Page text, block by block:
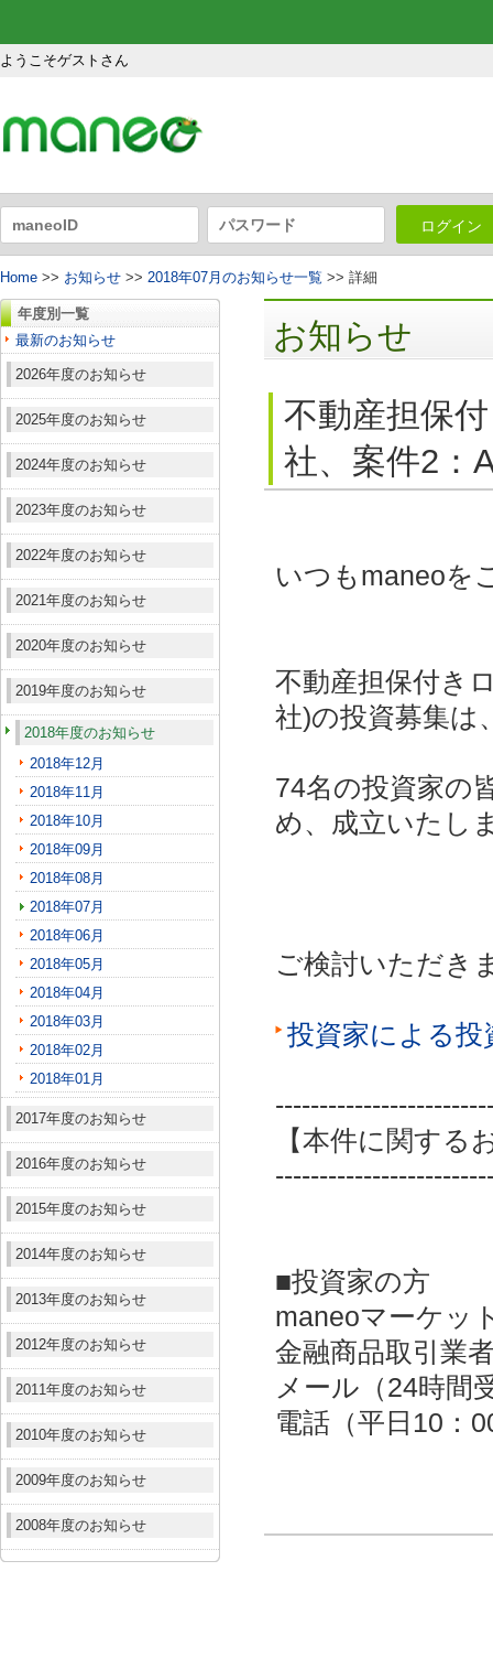
ようこそゲストさん
ログイン
Home >> お知らせ >> 2018年07月のお知らせ一覧 >> 詳細
年度別一覧
最新のお知らせ
2026年度のお知らせ
2025年度のお知らせ
2024年度のお知らせ
2023年度のお知らせ
2022年度のお知らせ
2021年度のお知らせ
2020年度のお知らせ
2019年度のお知らせ
2018年度のお知らせ
2018年12月
2018年11月
2018年10月
2018年09月
2018年08月
2018年07月
2018年06月
2018年05月
2018年04月
2018年03月
2018年02月
2018年01月
2017年度のお知らせ
2016年度のお知らせ
2015年度のお知らせ
2014年度のお知らせ
2013年度のお知らせ
2012年度のお知らせ
2011年度のお知らせ
2010年度のお知らせ
2009年度のお知らせ
2008年度のお知らせ
お知らせ
不動産担保
社、案件2：
いつもmaneoを
不動産担保付き
社)の投資募集は
74名の投資家の
め、成立いたし
ご検討いただき
投資家による
【本件に関する
■投資家の方
maneoマーケッ
金融商品取引業
メール（24時間
電話（平日10：